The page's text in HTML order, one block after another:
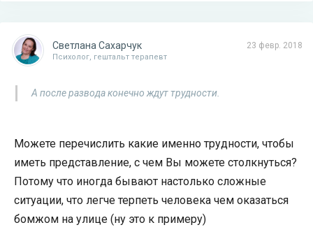
23 февр. 2018
Светлана Сахарчук
Психолог, гештальт терапевт
А после развода конечно ждут трудности.
Можете перечислить какие именно трудности, чтобы
иметь представление, с чем Вы можете столкнуться?
Потому что иногда бывают настолько сложные
ситуации, что легче терпеть человека чем оказаться
бомжом на улице (ну это к примеру)